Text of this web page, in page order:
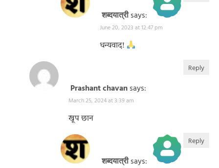
शब्दयात्री says:
The Real Person Badge!
Anti-Spam by CleanTalk
June 20, 2023 at 12:47 pm
धन्यवाद!
Prashant chavan says:
March 25, 2024 at 3:39 am
खूप छान
Reply
शब्दयात्री says:
Reply